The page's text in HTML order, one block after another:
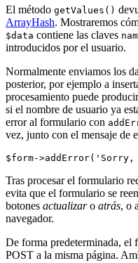
El método getValues()
ArrayHash. Mostraremos
$data contiene las claves
introducidos por el usuario.
Normalmente enviamos los
posterior, por ejemplo a
procesamiento puede
si el nombre de usuario ya
error al formulario con
vez, junto con el mensaje de
Tras procesar el formulario
evita que el formulario se
botones actualizaro atrás, o
navegador.
De forma predeterminada, el
POST a la misma página.